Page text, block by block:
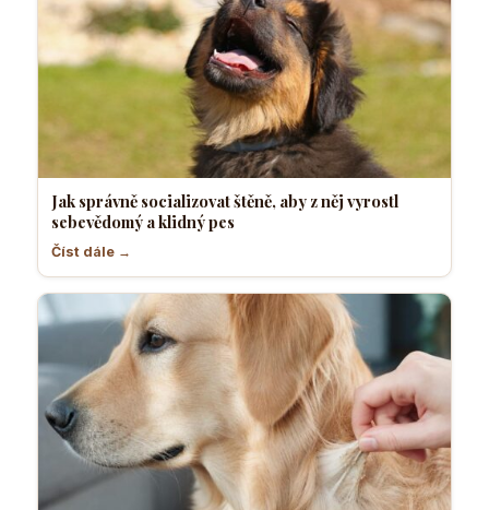
Jak správně socializovat štěně, aby z něj vyrostl
sebevědomý a klidný pes
Číst dále →